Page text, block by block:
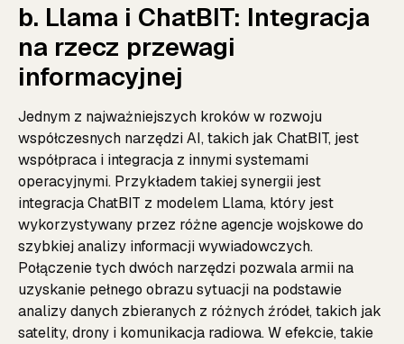
b. Llama i ChatBIT: Integracja
na rzecz przewagi
informacyjnej
Jednym z najważniejszych kroków w rozwoju
współczesnych narzędzi AI, takich jak ChatBIT, jest
współpraca i integracja z innymi systemami
operacyjnymi. Przykładem takiej synergii jest
integracja ChatBIT z modelem Llama, który jest
wykorzystywany przez różne agencje wojskowe do
szybkiej analizy informacji wywiadowczych.
Połączenie tych dwóch narzędzi pozwala armii na
uzyskanie pełnego obrazu sytuacji na podstawie
analizy danych zbieranych z różnych źródeł, takich jak
satelity, drony i komunikacja radiowa. W efekcie, takie